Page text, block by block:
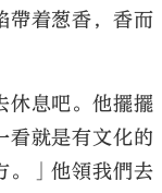
帶着葱香，香而
休息吧。他擺擺
看就是有文化的
。」他領我們去